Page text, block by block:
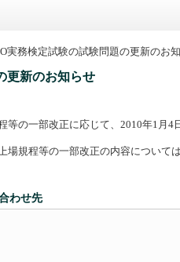
実務検定試験の試験問題の更新のお
更新のお知らせ
の一部改正に応じて、2010年1月4
規程等の一部改正の内容については
わせ先